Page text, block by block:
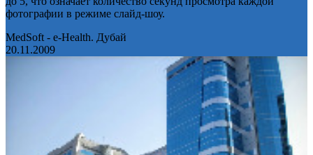
фотографии в режиме слайд-шоу.
MedSoft - e-Health. Дубай
20.11.2009